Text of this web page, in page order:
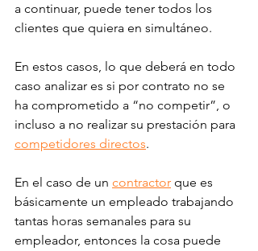
a continuar, puede tener todos los
clientes que quiera en simultáneo.
En estos casos, lo que deberá en todo
caso analizar es si por contrato no se
ha comprometido a “no competir”, o
incluso a no realizar su prestación para
competidores directos.
En el caso de un contractor que es
básicamente un empleado trabajando
tantas horas semanales para su
empleador, entonces la cosa puede